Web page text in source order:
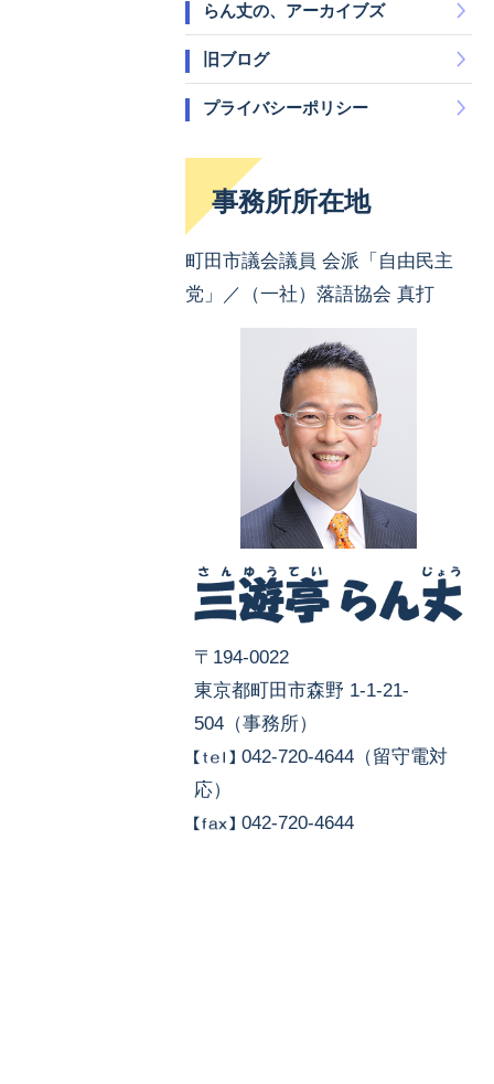
らん丈の、アーカイブズ
旧ブログ
プライバシーポリシー
事務所所在地
町田市議会議員 会派「自由民主
党」／（一社）落語協会 真打
〒194-0022
東京都町田市森野 1-1-21-
504（事務所）
042-720-4644（留守電対
応）
042-720-4644